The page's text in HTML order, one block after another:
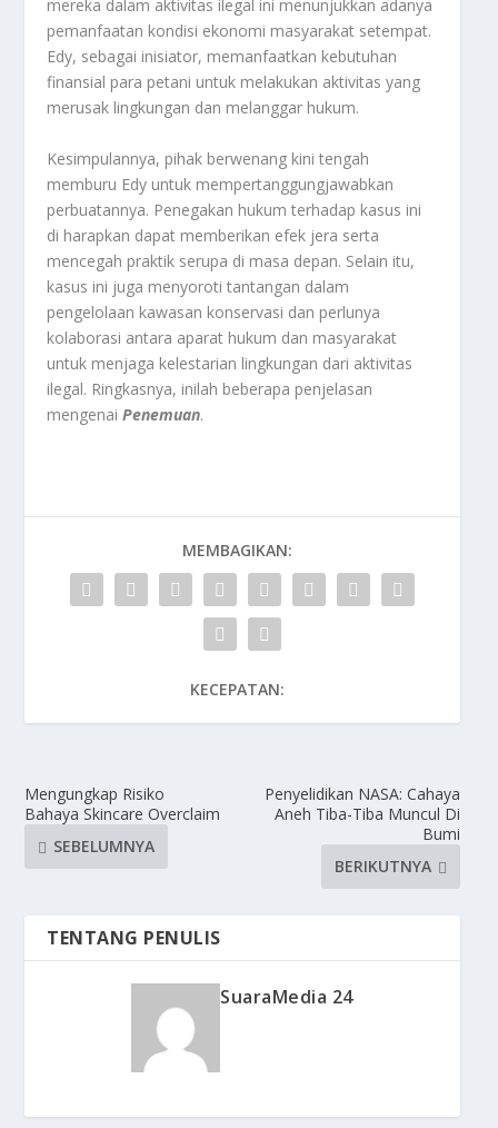
mereka dalam aktivitas ilegal ini menunjukkan adanya
pemanfaatan kondisi ekonomi masyarakat setempat.
Edy, sebagai inisiator, memanfaatkan kebutuhan
finansial para petani untuk melakukan aktivitas yang
merusak lingkungan dan melanggar hukum.
Kesimpulannya, pihak berwenang kini tengah
memburu Edy untuk mempertanggungjawabkan
perbuatannya. Penegakan hukum terhadap kasus ini
di harapkan dapat memberikan efek jera serta
mencegah praktik serupa di masa depan. Selain itu,
kasus ini juga menyoroti tantangan dalam
pengelolaan kawasan konservasi dan perlunya
kolaborasi antara aparat hukum dan masyarakat
untuk menjaga kelestarian lingkungan dari aktivitas
ilegal. Ringkasnya, inilah beberapa penjelasan
mengenaiPenemuan.
MEMBAGIKAN:
KECEPATAN:
Mengungkap Risiko
Bahaya Skincare Overclaim
SEBELUMNYA
Penyelidikan NASA: Cahaya
Aneh Tiba-Tiba Muncul Di
Bumi
BERIKUTNYA
TENTANG PENULIS
SuaraMedia 24